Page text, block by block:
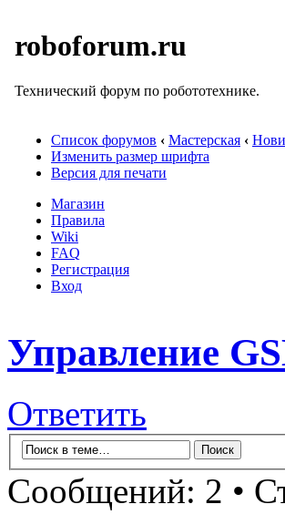
roboforum.ru
Технический форум по робототехнике.
Список форумов ‹ Мастерская ‹
Изменить размер шрифта
Версия для печати
Магазин
Правила
Wiki
FAQ
Регистрация
Вход
Управление
Ответить
Сообщений: 2 •